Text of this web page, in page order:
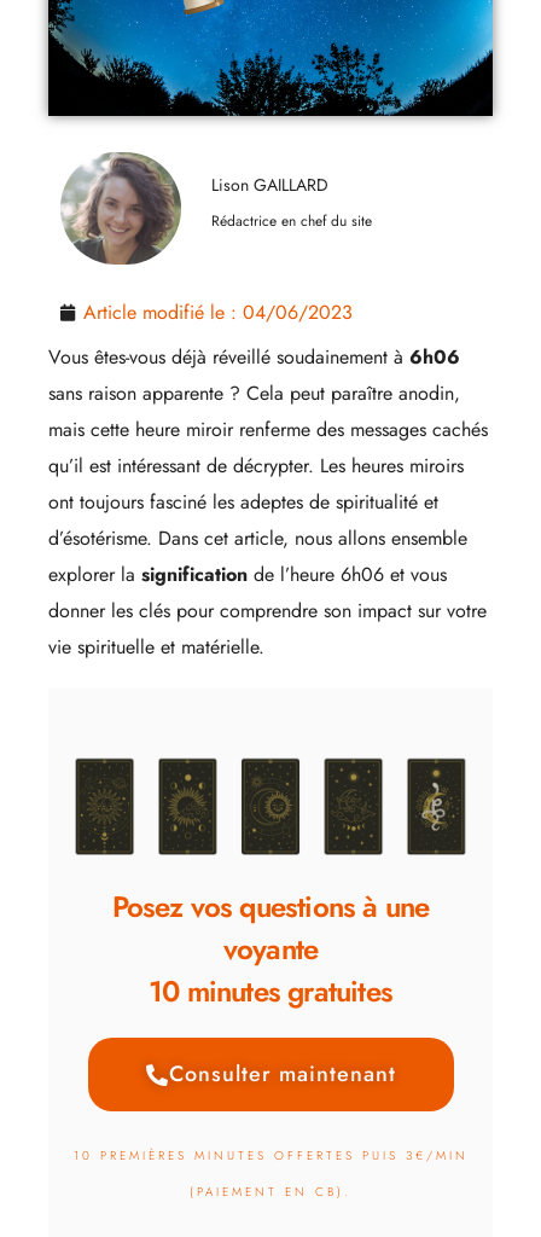
Lison GAILLARD
Rédactrice en chef du site
Article modifié le : 04/06/2023
Vous êtes-vous déjà réveillé soudainement à 6h06
sans raison apparente ? Cela peut paraître anodin,
mais cette heure miroir renferme des messages cachés
qu’il est intéressant de décrypter. Les heures miroirs
ont toujours fasciné les adeptes de spiritualité et
d’ésotérisme. Dans cet article, nous allons ensemble
explorer la signification de l’heure 6h06 et vous
donner les clés pour comprendre son impact sur votre
vie spirituelle et matérielle.
Posez vos questions à une
voyante
10 minutes gratuites
Consulter maintenant
10 PREMIÈRES MINUTES OFFERTES PUIS 3€/MIN
(PAIEMENT EN CB).